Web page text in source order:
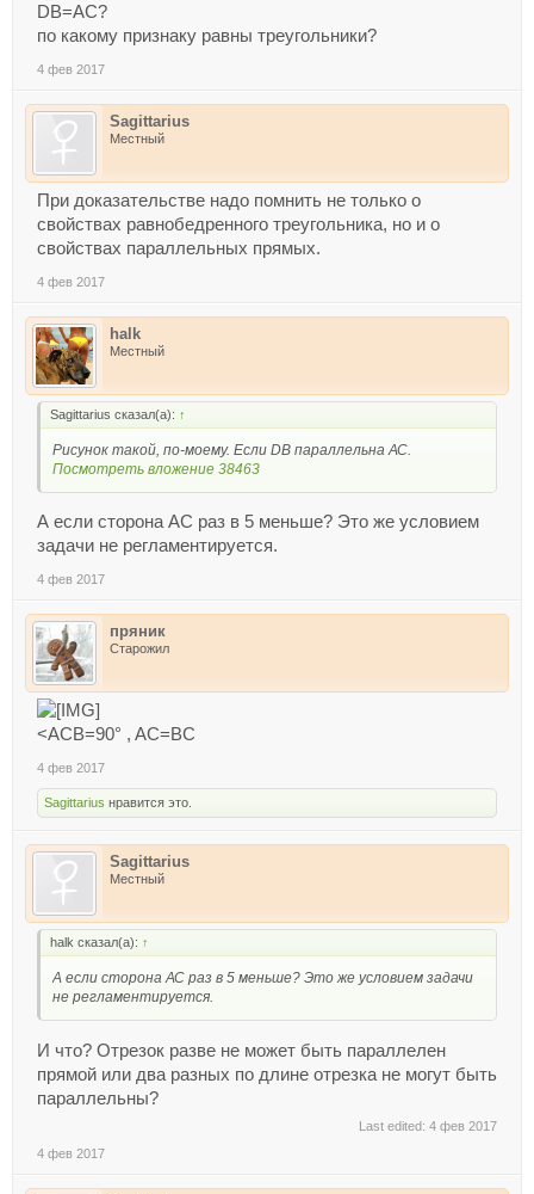
DB=AC?
по какому признаку равны треугольники?
4 фев 2017
Sagittarius
Местный
При доказательстве надо помнить не только о
свойствах равнобедренного треугольника, но и о
свойствах параллельных прямых.
4 фев 2017
halk
Местный
Sagittarius сказал(а): ↑
Рисунок такой, по-моему. Если DB параллельна АС.
Посмотреть вложение 38463
А если сторона АС раз в 5 меньше? Это же условием
задачи не регламентируется.
4 фев 2017
пряник
Старожил
<ACB=90° , AC=BC
4 фев 2017
Sagittarius нравится это.
Sagittarius
Местный
halk сказал(а): ↑
А если сторона АС раз в 5 меньше? Это же условием задачи
не регламентируется.
И что? Отрезок разве не может быть параллелен
прямой или два разных по длине отрезка не могут быть
параллельны?
Last edited: 4 фев 2017
4 фев 2017